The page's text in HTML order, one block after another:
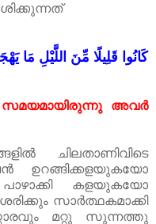
كَانُوا قَلِيلًا مِّنَ اللَّيْلِ مَا
സമയമായിരുന്നു
അവർ
ചിലതാണിവിടെ
ഉറങ്ങിക്കളയുകയോ
കളയുകയോ
സാർത്ഥകമാക്കി
മറ്റു
സുന്നത്തു